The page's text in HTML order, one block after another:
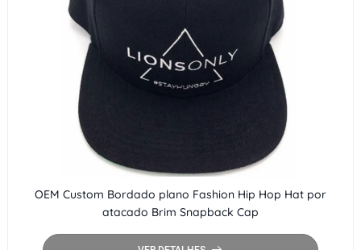
OEM Custom Bordado plano Fashion Hip Hop Hat por
atacado Brim Snapback Cap